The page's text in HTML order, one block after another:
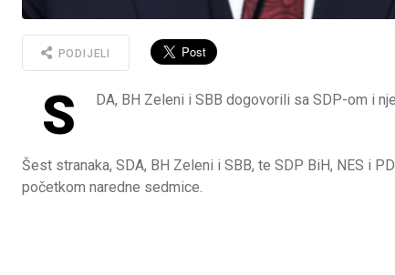
PODIJELI
S DA, BH Zeleni i SBB dogovorili sa SDP-om i
Šest stranaka, SDA, BH Zeleni i SBB, te SDP BiH, NES i
početkom naredne sedmice.